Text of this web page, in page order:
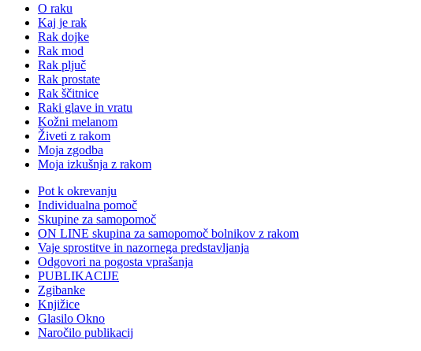
O raku
Kaj je rak
Rak dojke
Rak mod
Rak pljuč
Rak prostate
Rak ščitnice
Raki glave in vratu
Kožni melanom
Živeti z rakom
Moja zgodba
Moja izkušnja z rakom
Pot k okrevanju
Individualna pomoč
Skupine za samopomoč
ON LINE skupina za samopomoč bolnikov z rakom
Vaje sprostitve in nazornega predstavljanja
Odgovori na pogosta vprašanja
PUBLIKACIJE
Zgibanke
Knjižice
Glasilo Okno
Naročilo publikacij